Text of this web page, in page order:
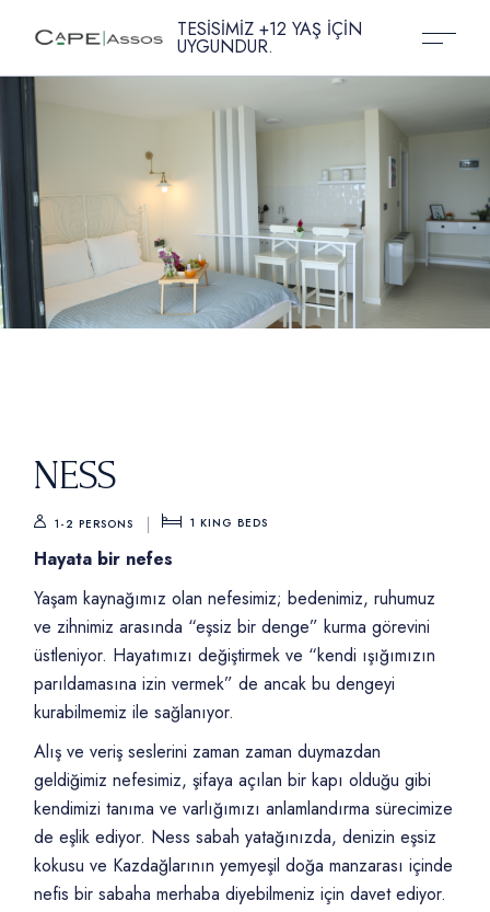
TESİSİMİZ +12 YAŞ İÇİN
UYGUNDUR.
NESS
1-2 PERSONS 1KING BEDS
Hayata bir nefes
Yaşam kaynağımız olan nefesimiz; bedenimiz, ruhumuz
ve zihnimiz arasında “eşsiz bir denge” kurma görevini
üstleniyor. Hayatımızı değiştirmek ve “kendi ışığımızın
parıldamasına izin vermek” de ancak bu dengeyi
kurabilmemiz ile sağlanıyor.
Alış ve veriş seslerini zaman zaman duymazdan
geldiğimiz nefesimiz, şifaya açılan bir kapı olduğu gibi
kendimizi tanıma ve varlığımızı anlamlandırma sürecimize
de eşlik ediyor. Ness sabah yatağınızda, denizin eşsiz
kokusu ve Kazdağlarının yemyeşil doğa manzarası içinde
nefis bir sabaha merhaba diyebilmeniz için davet ediyor.